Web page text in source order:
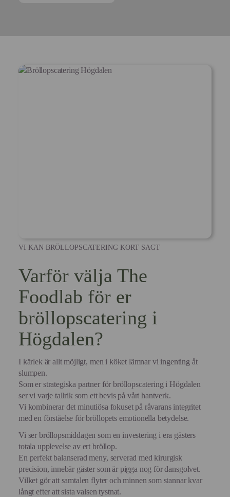
VI KAN BRÖLLOPSCATERING KORT SAGT
Varför välja The
Foodlab för er
bröllopscatering i
Högdalen?
I kärlek är allt möjligt, men i köket lämnar vi ingenting åt
slumpen.
Som er strategiska partner för bröllopscatering i Högdalen
ser vi varje tallrik som ett bevis på vårt hantverk.
Vi kombinerar det minutiösa fokuset på råvarans integritet
med en förståelse för bröllopets emotionella betydelse.
Vi ser bröllopsmiddagen som en investering i era gästers
totala upplevelse av ert bröllop.
En perfekt balanserad meny, serverad med kirurgisk
precision, innebär gäster som är pigga nog för dansgolvet.
Vilket gör att samtalen flyter och minnen som stannar kvar
långt efter att sista valsen tystnat.